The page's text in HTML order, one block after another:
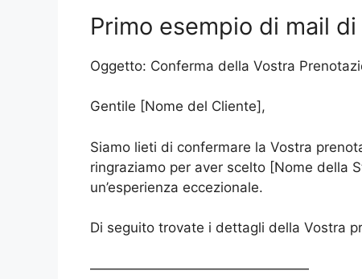
Primo esempio di mail
Oggetto: Conferma della Vostra
Gentile [Nome del Cliente],
Siamo lieti di confermare la Vostra
ringraziamo per aver scelto [Nome della
un’esperienza eccezionale.
Di seguito trovate i dettagli della Vostra
————————————————